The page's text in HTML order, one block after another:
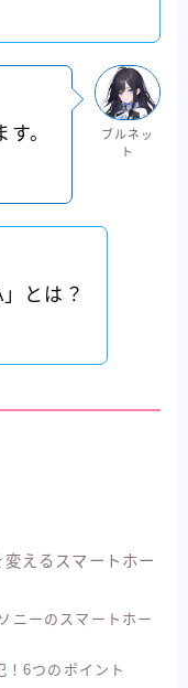
。
ブルネッ
ト
とは？
えるスマートホー
ニーのスマートホー
6つのポイント